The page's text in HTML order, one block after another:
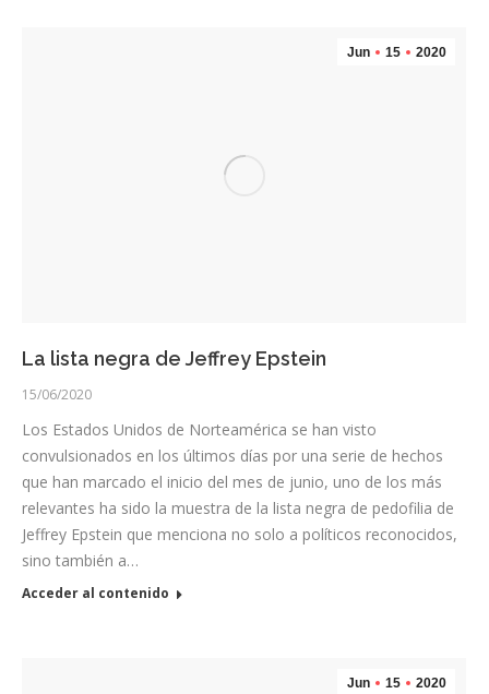
Jun 15 2020
La lista negra de Jeffrey Epstein
15/06/2020
Los Estados Unidos de Norteamérica se han visto
convulsionados en los últimos días por una serie de hechos
que han marcado el inicio del mes de junio, uno de los más
relevantes ha sido la muestra de la lista negra de pedofilia de
Jeffrey Epstein que menciona no solo a políticos reconocidos,
sino también a…
Acceder al contenido
Jun 15 2020